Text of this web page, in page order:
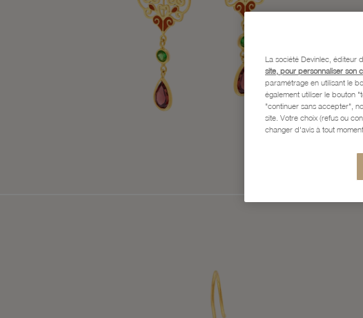
La société Devinlec, éditeur
site, pour personnaliser son
paramétrage en utilisant le
également utiliser le bouton
"continuer sans accepter",
site. Votre choix (refus ou
changer d'avis à tout